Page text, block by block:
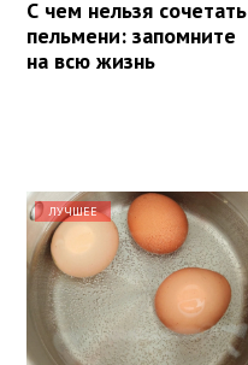
С чем нельзя сочетать
пельмени: запомните
на всю жизнь
ЛУЧШЕЕ